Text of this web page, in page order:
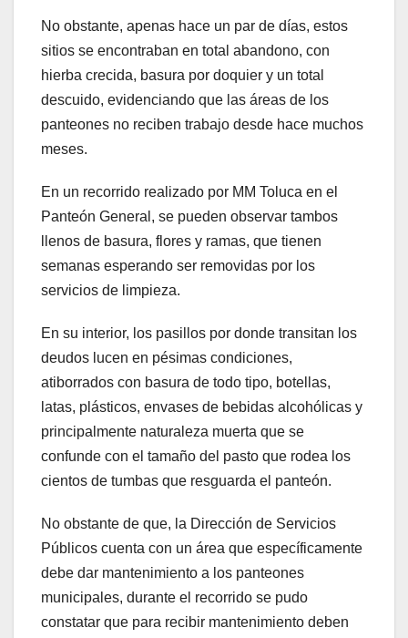
No obstante, apenas hace un par de días, estos
sitios se encontraban en total abandono, con
hierba crecida, basura por doquier y un total
descuido, evidenciando que las áreas de los
panteones no reciben trabajo desde hace muchos
meses.
En un recorrido realizado por MM Toluca en el
Panteón General, se pueden observar tambos
llenos de basura, flores y ramas, que tienen
semanas esperando ser removidas por los
servicios de limpieza.
En su interior, los pasillos por donde transitan los
deudos lucen en pésimas condiciones,
atiborrados con basura de todo tipo, botellas,
latas, plásticos, envases de bebidas alcohólicas y
principalmente naturaleza muerta que se
confunde con el tamaño del pasto que rodea los
cientos de tumbas que resguarda el panteón.
No obstante de que, la Dirección de Servicios
Públicos cuenta con un área que específicamente
debe dar mantenimiento a los panteones
municipales, durante el recorrido se pudo
constatar que para recibir mantenimiento deben